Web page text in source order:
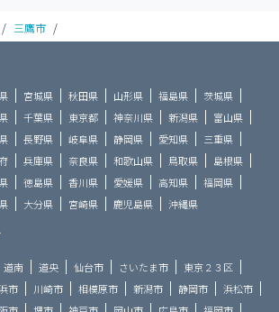
/ 三鷹市 /
宮城県 秋田県 山形県 福島県
茨城県
千葉県 東京都 神奈川県 新潟県
富山県
長野県 岐阜県 静岡県 愛知県
三重県
兵庫県 奈良県 和歌山県 鳥取県
島根県
徳島県 香川県 愛媛県 高知県
福岡県
大分県 宮崎県 鹿児島県 沖縄県
道南 道央 仙台市 さいたま市
東京２３区
市 川崎市 相模原市 新潟市 静岡市
浜松市